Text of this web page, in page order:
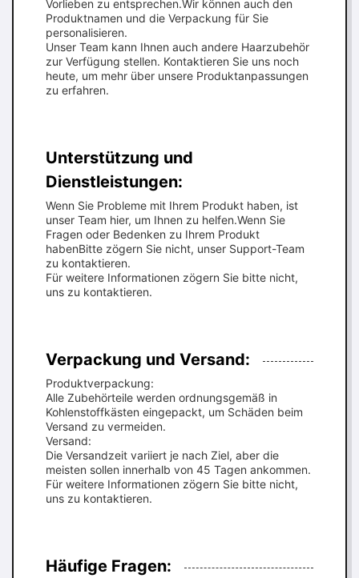
Vorlieben zu entsprechen.Wir können auch den
Produktnamen und die Verpackung für Sie
personalisieren.
Unser Team kann Ihnen auch andere Haarzubehör
zur Verfügung stellen. Kontaktieren Sie uns noch
heute, um mehr über unsere Produktanpassungen
zu erfahren.
Unterstützung und
Dienstleistungen:
Wenn Sie Probleme mit Ihrem Produkt haben, ist
unser Team hier, um Ihnen zu helfen.Wenn Sie
Fragen oder Bedenken zu Ihrem Produkt
habenBitte zögern Sie nicht, unser Support-Team
zu kontaktieren.
Für weitere Informationen zögern Sie bitte nicht,
uns zu kontaktieren.
Verpackung und Versand:
Produktverpackung:
Alle Zubehörteile werden ordnungsgemäß in
Kohlenstoffkästen eingepackt, um Schäden beim
Versand zu vermeiden.
Versand:
Die Versandzeit variiert je nach Ziel, aber die
meisten sollen innerhalb von 45 Tagen ankommen.
Für weitere Informationen zögern Sie bitte nicht,
uns zu kontaktieren.
Häufige Fragen: